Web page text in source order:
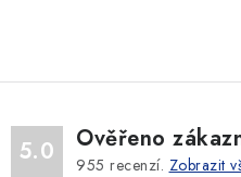
5.0 Ověřeno
955 recenzí. Zobrazit